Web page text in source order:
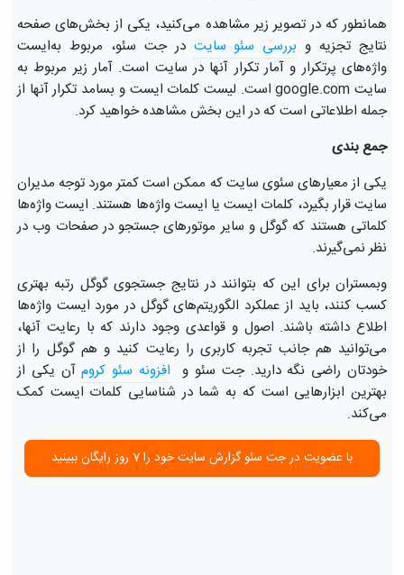
همانطور که در تصویر زیر مشاهده می‌کنید، یکی از بخش‌های صفحه
نتایج تجزیه و بررسی سئو سایت در جت سئو، مربوط به‌ایست
واژه‌های پرتکرار و آمار تکرار آنها در سایت است. آمار زیر مربوط به
سایت google.com است. لیست کلمات ایست و بسامد تکرار آنها از
جمله اطلاعاتی است که در این بخش مشاهده خواهید کرد.
جمع بندی
یکی از معیارهای سئوی سایت که ممکن است کمتر مورد توجه مدیران
سایت قرار بگیرد، کلمات ایست یا ایست واژه‌ها هستند. ایست واژه‌ها
کلماتی هستند که گوگل و سایر موتورهای جستجو در صفحات وب در
نظر نمی‌گیرند.
وبمستران برای این که بتوانند در نتایج جستجوی گوگل رتبه بهتری
کسب کنند، باید از عملکرد الگوریتم‌های گوگل در مورد ایست واژه‌ها
اطلاع داشته باشند. اصول و قواعدی وجود دارند که با رعایت آنها،
می‌توانید هم جانب تجربه کاربری را رعایت کنید و هم گوگل را از
خودتان راضی نگه دارید. جت سئو و افزونه سئو کرومآن یکی از
بهترین ابزارهایی است که به شما در شناسایی کلمات ایست کمک
می‌کند.
با عضویت در جت سئو گزارش سایت خود را 7 روز رایگان ببینید